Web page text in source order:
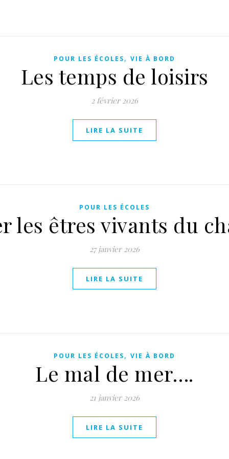
POUR LES ÉCOLES, VIE À BORD
Les temps de loisirs
2 février 2026
LIRE LA SUITE
POUR LES ÉCOLES
les êtres vivants du
27 janvier 2026
LIRE LA SUITE
POUR LES ÉCOLES, VIE À BORD
Le mal de mer….
21 janvier 2026
LIRE LA SUITE